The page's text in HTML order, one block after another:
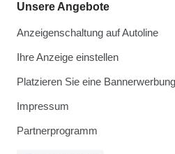
Unsere Angebote
Anzeigenschaltung auf Autoline
Ihre Anzeige einstellen
Platzieren Sie eine Bannerwerbung
Impressum
Partnerprogramm